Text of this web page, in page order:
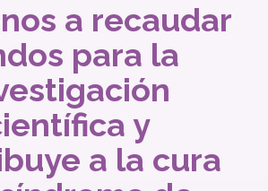
a recaudar
para la
y
a la cura